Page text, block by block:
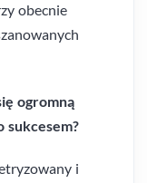
obecnie
ogromną
sukcesem?
i